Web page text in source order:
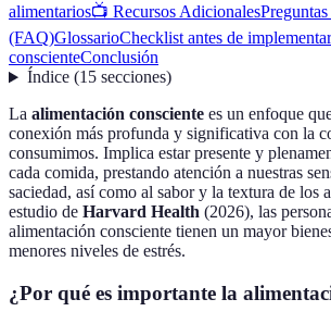
alimentarios📺 Recursos Adicionales
(FAQ)GlossarioChecklist antes de
conscienteConclusión
Índice(15 secciones)
La alimentación consciente es un enfoque
conexión más profunda y significativa con la
consumimos. Implica estar presente y
cada comida, prestando atención a nuestras
saciedad, así como al sabor y la textura de los
estudio de Harvard Health (2026), las
alimentación consciente tienen un mayor
menores niveles de estrés.
¿Por qué es importante la